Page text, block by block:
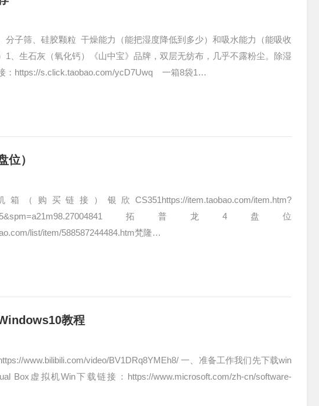
分子筛、硅胶颗粒 干燥能力（能把湿度降低到多少）和吸水能力（能吸收
1、生石灰（氧化钙）《山中宝》品牌，双层无纺布，几乎不露粉尘。除湿
：https://s.click.taobao.com/ycD7Uwq 一箱8袋1…
位）
（购买链接）银欣CS351https://item.taobao.com/item.htm?
拓普龙4盘位
list/item/588587244484.htm梵隆…
教程
www.bilibili.com/video/BV1DRq8YMEh8/ 一、准备工作我们先下载win
Box虚拟机Win下载链接：https://www.microsoft.com/zh-cn/software-